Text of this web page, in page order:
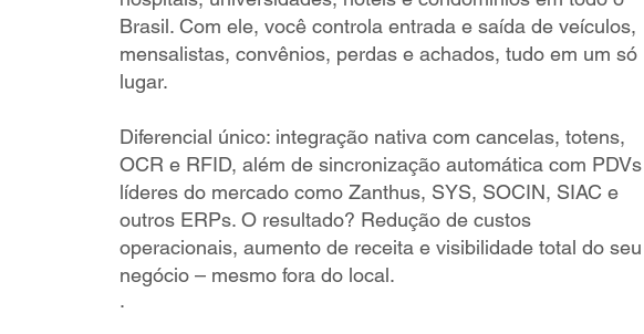
Brasil. Com ele, você controla entrada e saída de veículos,
mensalistas, convênios, perdas e achados, tudo em um só
lugar.
Diferencial único: integração nativa com cancelas, totens,
OCR e RFID, além de sincronização automática com PDVs
líderes do mercado como Zanthus, SYS, SOCIN, SIAC e
outros ERPs. O resultado? Redução de custos
operacionais, aumento de receita e visibilidade total do seu
negócio – mesmo fora do local.
.